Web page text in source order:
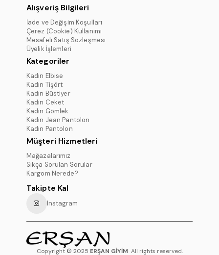
Alışveriş Bilgileri
İade ve Değişim Koşulları
Çerez (Cookie) Kullanımı
Mesafeli Satış Sözleşmesi
Üyelik İşlemleri
Kategoriler
Kadın Elbise
Kadın Tişört
Kadın Büstiyer
Kadın Ceket
Kadın Gömlek
Kadın Jean Pantolon
Kadın Pantolon
Müşteri Hizmetleri
Mağazalarımız
Sıkça Sorulan Sorular
Kargom Nerede?
Takipte Kal
Instagram
Copyright © 2025 ERŞAN GİYİM All rights reserved.